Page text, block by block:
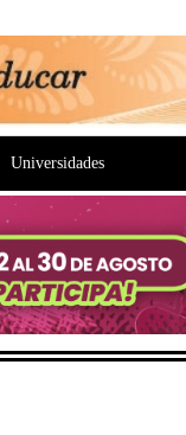
Universidades